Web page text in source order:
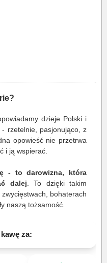
dzieje Polski i
rzetelnie, pasjonująco, z
opowieść nie przetrwa
i ją wspierać.
- to darowizna, która
dalej . To dzięki takim
bohaterach
naszą tożsamość.
za: